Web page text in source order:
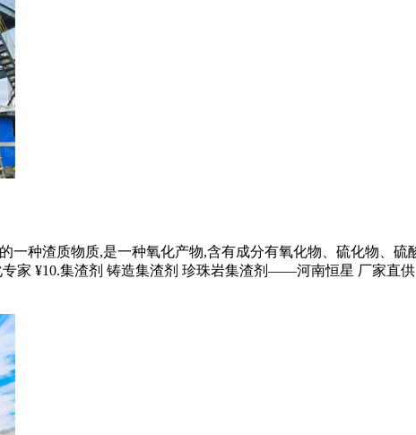
一种渣质物质,是一种氧化产物,含有成分有氧化物、硫化物、
家 ¥10.集渣剂 铸造集渣剂 珍珠岩集渣剂——河南恒星 厂家直供